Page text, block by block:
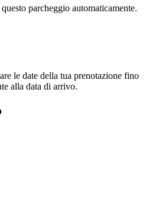
parcheggio automaticamente.
le date della tua prenotazione fino
alla data di arrivo.